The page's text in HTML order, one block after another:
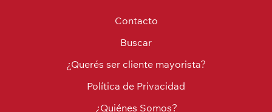
Contacto
Buscar
¿Querés ser cliente mayorista?
Política de Privacidad
¿Quiénes Somos?